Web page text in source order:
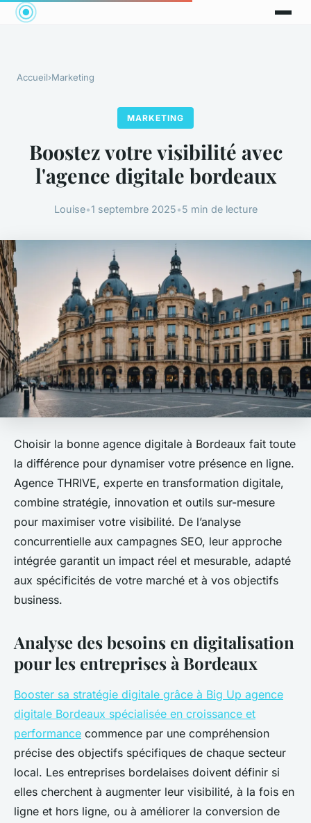
Accueil›Marketing
MARKETING
Boostez votre visibilité avec
l'agence digitale bordeaux
Louise•1 septembre 2025•5 min de lecture
Choisir la bonne agence digitale à Bordeaux fait toute
la différence pour dynamiser votre présence en ligne.
Agence THRIVE, experte en transformation digitale,
combine stratégie, innovation et outils sur-mesure
pour maximiser votre visibilité. De l’analyse
concurrentielle aux campagnes SEO, leur approche
intégrée garantit un impact réel et mesurable, adapté
aux spécificités de votre marché et à vos objectifs
business.
Analyse des besoins en digitalisation
pour les entreprises à Bordeaux
Booster sa stratégie digitale grâce à Big Up agence
digitale Bordeaux spécialisée en croissance et
performance commence par une compréhension
précise des objectifs spécifiques de chaque secteur
local. Les entreprises bordelaises doivent définir si
elles cherchent à augmenter leur visibilité, à la fois en
ligne et hors ligne, ou à améliorer la conversion de